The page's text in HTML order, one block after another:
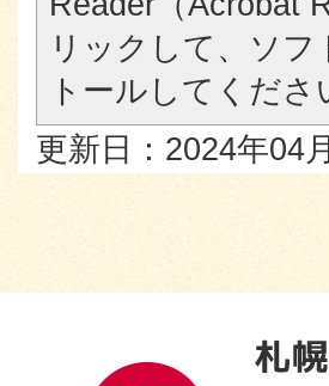
リックして、ソ
トールしてくださ
更新日：2024年04